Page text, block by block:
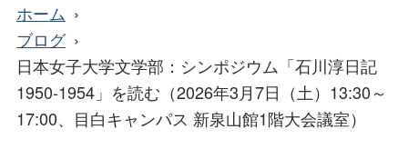
ホーム
ブログ
日本女子大学文学部：シンポジウム「石川淳日記
1950-1954」を読む（2026年3月7日（土）13:30～
17:00、目白キャンパス 新泉山館1階大会議室）